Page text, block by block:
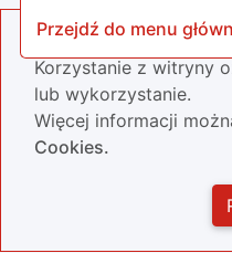
Przejdź do menu
Nasza strona
Korzystanie z witryny
lub wykorzystanie.
Więcej informacji
Cookies.